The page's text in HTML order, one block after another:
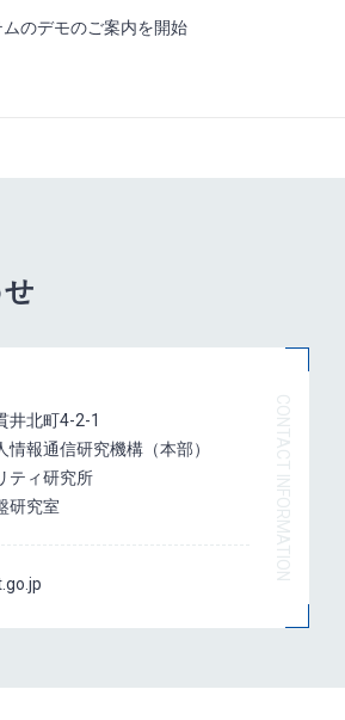
ムのデモのご案内を開始
井北町4-2-1
情報通信研究機構（本部）
ティ研究所
研究室